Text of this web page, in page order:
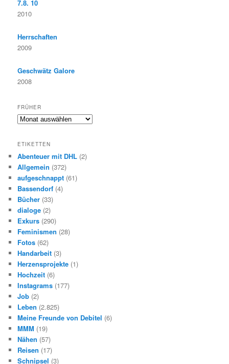
7.8. 10
2010
Herrschaften
2009
Geschwätz Galore
2008
FRÜHER
F
h
e
r
ETIKETTEN
Abenteuer mit DHL (2)
Allgemein (372)
aufgeschnappt (61)
Bassendorf (4)
Bücher (33)
dialoge (2)
Exkurs (290)
Feminismen (28)
Fotos (62)
Handarbeit (3)
Herzensprojekte (1)
Hochzeit (6)
Instagrams (177)
Job (2)
Leben (2.825)
Meine Freunde von Debitel (6)
MMM (19)
Nähen (57)
Reisen (17)
Schnipsel (3)